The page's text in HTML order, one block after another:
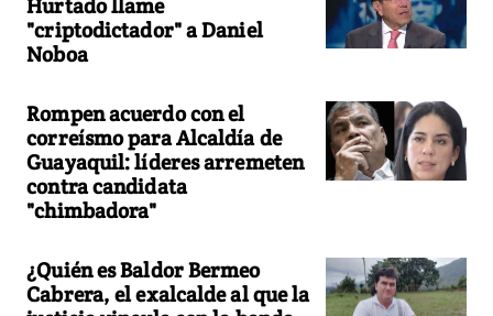
"criptodictador" a Daniel
Noboa
Rompen acuerdo con el
correísmo para Alcaldía de
Guayaquil: líderes arremeten
contra candidata
"chimbadora"
¿Quién es Baldor Bermeo
Cabrera, el exalcalde al que la